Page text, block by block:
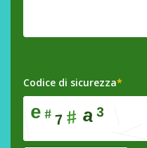
Codice di sicurezza*